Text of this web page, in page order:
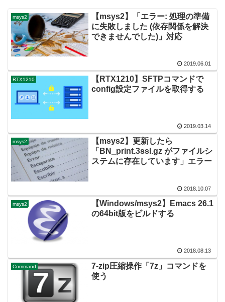
msys2
【msys2】「エラー: 処理の準備
に失敗しました (依存関係を解決
できませんでした)」対応
2019.06.01
RTX1210
【RTX1210】SFTPコマンドで
config設定ファイルを取得する
2019.03.14
msys2
【msys2】更新したら
「BN_print.3ssl.gz がファイルシ
ステムに存在しています」エラー
2018.10.07
msys2
【Windows/msys2】Emacs 26.1
の64bit版をビルドする
2018.08.13
Command
7-zip圧縮操作「7z」コマンドを
使う